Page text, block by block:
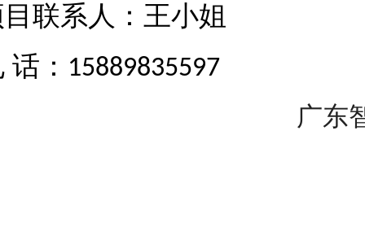
联系人：王小姐
话： 15889835597
广东